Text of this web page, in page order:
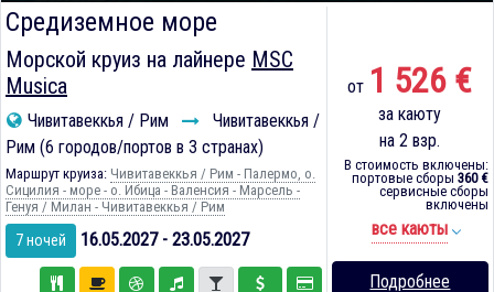
Средиземное море
Морской круиз на лайнере MSC
Musica
Чивитавеккья / Рим
Чивитавеккья /
Рим (6 городов/портов в 3 странах)
Маршрут круиза: Чивитавеккья / Рим - Палермо, о.
Сицилия - море - о. Ибица - Валенсия - Марсель -
Генуя / Милан - Чивитавеккья / Рим
7 ночей 16.05.2027 - 23.05.2027
от 1 526 €
за каюту
на 2 взр.
В стоимость включены:
портовые сборы 360 €
сервисные сборы
включены
все каюты
Подробнее